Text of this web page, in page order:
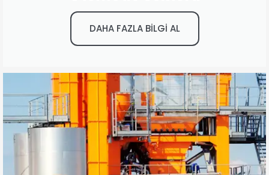
DAHA FAZLA BİLGİ AL